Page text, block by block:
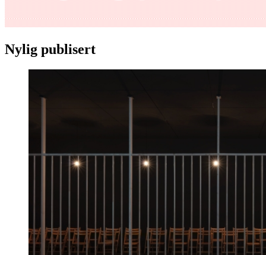
Nylig publisert